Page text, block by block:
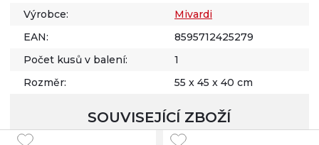
Výrobce:
Mivardi
EAN:
8595712425279
Počet kusů v balení:
1
Rozměr:
55 x 45 x 40 cm
SOUVISEJÍCÍ ZBOŽÍ